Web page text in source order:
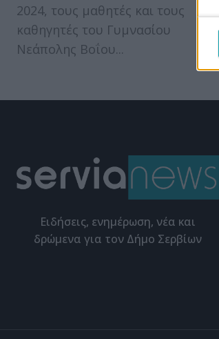
2024, τους μαθητές και τους
καθηγητές του Γυμνασίου
Νεάπολης Βοΐου...
Eιδήσεις, ενημέρωση, νέα και
δρώμενα για τον Δήμο Σερβίων